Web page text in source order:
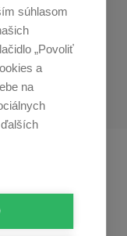
súhlasom
„Povoliť
a
na